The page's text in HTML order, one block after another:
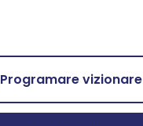
Programare vizionare